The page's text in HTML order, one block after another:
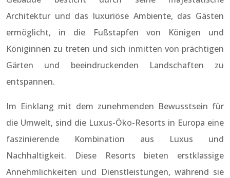
Architektur und das luxuriöse Ambiente, das Gästen
ermöglicht, in die Fußstapfen von Königen und
Königinnen zu treten und sich inmitten von prächtigen
Gärten und beeindruckenden Landschaften zu
entspannen.
Im Einklang mit dem zunehmenden Bewusstsein für
die Umwelt, sind die Luxus-Öko-Resorts in Europa eine
faszinierende Kombination aus Luxus und
Nachhaltigkeit. Diese Resorts bieten erstklassige
Annehmlichkeiten und Dienstleistungen, während sie